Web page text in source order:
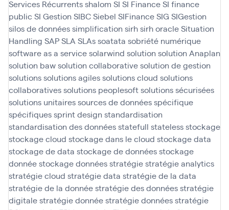
Services Récurrentsshalom SI SI FinanceSI finance
public SI Gestion SIBCSiebel SIFinanceSIG SIGestion
silos de donnéessimplification sirhsirh oracleSituation
Handling SAPSLA SLAssoatata sobriété numérique
software as a servicesolarwind solution solution Anaplan
solution bawsolution collaborativesolution de gestion
solutionssolutions agilessolutions cloud solutions
collaborativessolutions peoplesoftsolutions sécurisées
solutions unitairessources de donnéesspécifique
spécifiquessprint design standardisation
standardisation des donnéesstatefull statelessstockage
stockage cloud stockage dans le cloud stockage data
stockage de data stockage de donnéesstockage
donnéestockage donnéesstratégiestratégie analytics
stratégie cloud stratégie data stratégie de la data
stratégie de la donnéestratégie des donnéesstratégie
digitalestratégie donnéestratégie donnéesstratégie